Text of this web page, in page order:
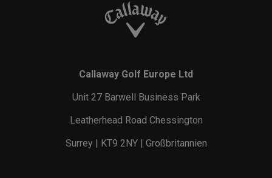
Callaway Golf Europe Ltd
Unit 27 Barwell Business Park
Leatherhead Road Chessington
Surrey | KT9 2NY | Großbritannien